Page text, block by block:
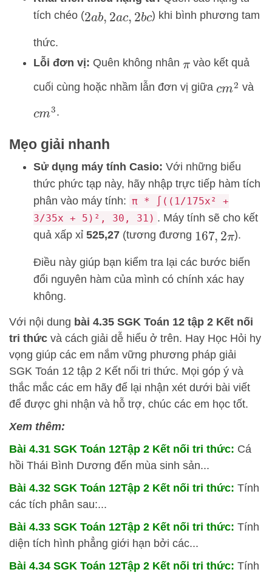
tích chéo (2ab 2ac 2bc) khi bình phương tam
thức.
Lỗi đơn vị: Quên không nhân π vào kết quả
cuối cùng hoặc nhầm lẫn đơn vị giữa cm2 và
cm3.
Mẹo giải nhanh
Sử dụng máy tính Casio: Với những biểu
thức phức tạp này, hãy nhập trực tiếp hàm tích
phân vào máy tính: π * ∫((1/175x² +
3/35x + 5)², 30, 31) . Máy tính sẽ cho kết
quả xấp xỉ 525,27 (tương đương 167, 2π).
Điều này giúp bạn kiểm tra lại các bước biến
đổi nguyên hàm của mình có chính xác hay
không.
Với nội dung bài 4.35 SGK Toán 12 tập 2 Kết nối
tri thức và cách giải dễ hiểu ở trên. Hay Học Hỏi hy
vọng giúp các em nắm vững phương pháp giải
SGK Toán 12 tập 2 Kết nối tri thức. Mọi góp ý và
thắc mắc các em hãy để lại nhận xét dưới bài viết
để được ghi nhận và hỗ trợ, chúc các em học tốt.
Xem thêm:
Bài 4.31 SGK Toán 12Tập 2 Kết nối tri thức: Cá
hồi Thái Bình Dương đến mùa sinh sản...
Bài 4.32 SGK Toán 12Tập 2 Kết nối tri thức: Tính
các tích phân sau:...
Bài 4.33 SGK Toán 12Tập 2 Kết nối tri thức: Tính
diện tích hình phẳng giới hạn bởi các...
Bài 4.34 SGK Toán 12Tập 2 Kết nối tri thức: Tính